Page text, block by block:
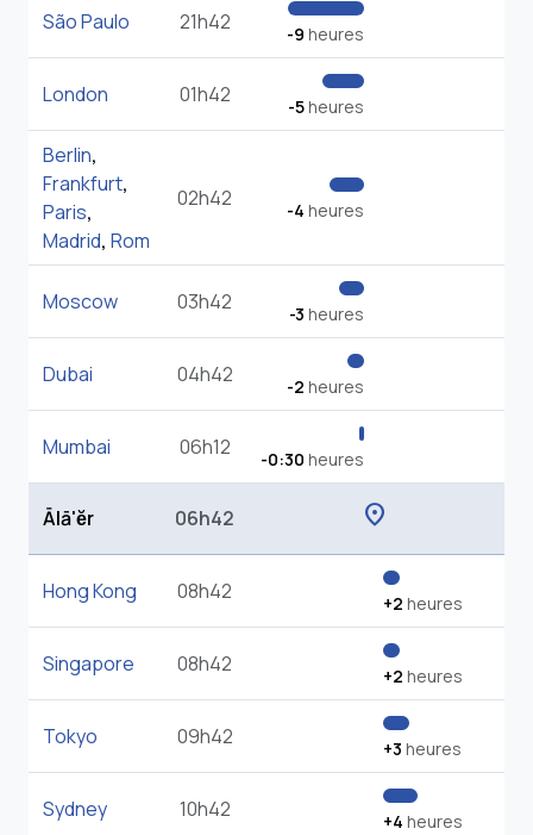
São Paulo 21h42 -9 heures
London 01h42 -5heures
Berlin,
Frankfurt,
Paris,
Madrid, Rom
02h42 -4 heures
Moscow 03h42 -3 heures
Dubai 04h42 -2 heures
Mumbai 06h12 -0:30 heures
Ālā'ĕr 06h42 location_on
Hong Kong 08h42 +2 heures
Singapore 08h42 +2 heures
Tokyo 09h42 +3 heures
Sydney 10h42 +4 heures